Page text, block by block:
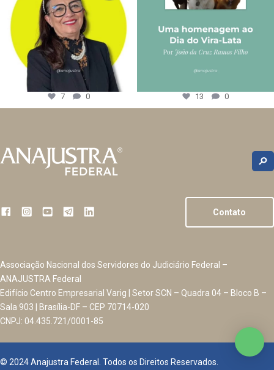
7 0 13 0
Contato
Associação Nacional dos Servidores do Judiciário Federal –
ANAJUSTRA Federal
Edifício Centro Empresarial Varig | Setor SCN – Quadra 04 – Bloco B –
Sala 903 | Brasília-DF – CEP 70714-020
CNPJ: 04.435.721/0001-85
© 2024 Anajustra Federal. Todos os Direitos Reservados.